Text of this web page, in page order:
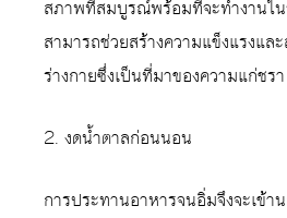
สภาพที่สมบูรณ์พร้อมที่จะทำงานใ
สามารถช่วยสร้างความแข็งแรงแล
ร่างกายซึ่งเป็นที่มาของความแก่ชรา
2. งดน้ำตาลก่อนนอน
การประทานอาหารจนอิ่มจึงจะเข้า